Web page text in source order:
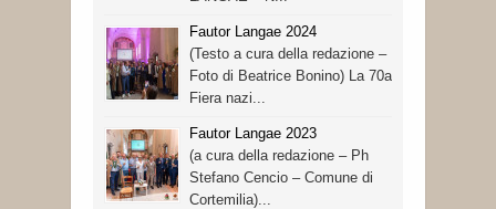
Fautor Langae 2024
(Testo a cura della redazione –
Foto di Beatrice Bonino) La 70a
Fiera nazi...
Fautor Langae 2023
(a cura della redazione – Ph
Stefano Cencio – Comune di
Cortemilia)...